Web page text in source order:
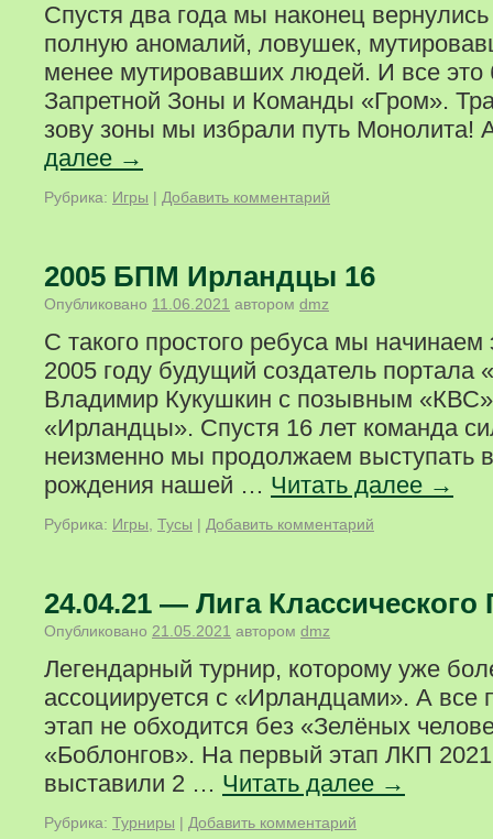
Спустя два года мы наконец
полную аномалий, ловушек,
менее мутировавших людей. И все это
Запретной Зоны и Команды «Гром».
зову зоны мы избрали путь Монолита!
далее →
Рубрика: Игры | Добавить комментарий
2005 БПМ Ирландцы 16
Опубликовано 11.06.2021 автором dmz
С такого простого ребуса мы
2005 году будущий создатель портала
Владимир Кукушкин с позывным
«Ирландцы». Спустя 16 лет команда
неизменно мы продолжаем выступать
рождения нашей … Читать далее →
Рубрика: Игры Тусы | Добавить комментарий
24.04.21 — Лига Классического
Опубликовано 21.05.2021 автором dmz
Легендарный турнир, которому уже
ассоциируется с «Ирландцами». А все
этап не обходится без «Зелёных
«Боблонгов». На первый этап ЛКП
выставили 2 … Читать далее →
Рубрика: Турниры | Добавить комментарий